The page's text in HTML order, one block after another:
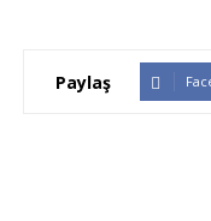
Paylaş